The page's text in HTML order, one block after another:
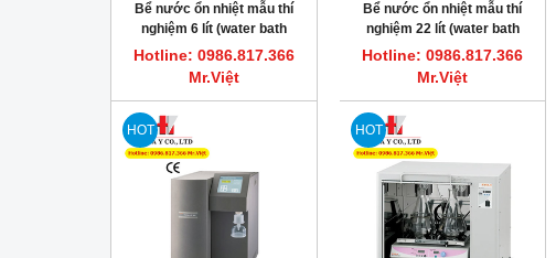
Bể nước ổn nhiệt mẫu thí
nghiệm 6 lít (water bath
Scilab Korea), Model
wisebath SB-6
Hotline: 0986.817.366
Mr.Việt
Bể nước ổn nhiệt mẫu thí
nghiệm 22 lít (water bath
Scilab Korea), Model
wisebath SB-22
Hotline: 0986.817.366
Mr.Việt
HOT HOT